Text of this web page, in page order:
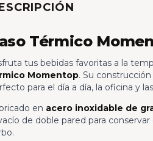
Térmico
tus bebidas favoritas a la
Momentop. Su
para el día a día, la oficina y
en acero inoxidable de
de doble pared para